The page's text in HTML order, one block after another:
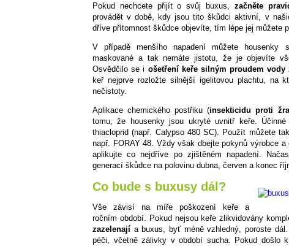
Pokud nechcete přijít o svůj buxus, začněte
provádět v době, kdy jsou tito škůdci aktivní, v
dříve přítomnost škůdce objevíte, tím lépe jej můžete
V případě menšího napadení můžete housenky
maskované a tak nemáte jistotu, že je objevíte
Osvědčilo se i ošetření keře silným proudem vody
keř nejprve rozložte silnější igelitovou plachtu, na
nečistoty.
Aplikace chemického postřiku (insekticidu proti
tomu, že housenky jsou ukryté uvnitř keře.
thiacloprid (např. Calypso 480 SC). Použít můžete
např. FORAY 48. Vždy však dbejte pokynů výrobce
aplikujte co nejdříve po zjištěném napadení.
generací škůdce na polovinu dubna, červen a konec
Co bude s buxusy dál?
Vše závisí na míře poškození keře a
ročním období. Pokud nejsou keře zlikvidovány
zazelenají a buxus, byť méně vzhledný, poroste
péči, včetně zálivky v období sucha. Pokud došlo